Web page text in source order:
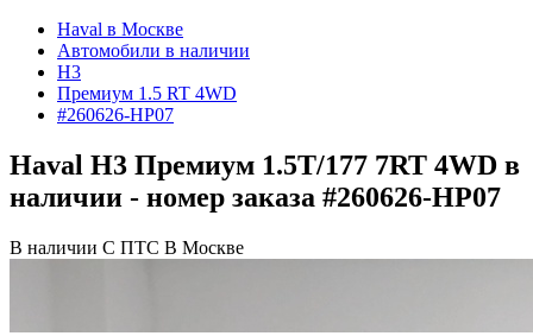
Haval в Москве
Автомобили в наличии
H3
Премиум 1.5 RT 4WD
#260626-HP07
Haval H3 Премиум 1.5T/177 7RT 4WD в
наличии - номер заказа #260626-HP07
В наличии С ПТС В Москве